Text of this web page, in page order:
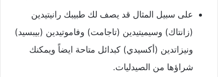
على سبيل المثال قد يصف لك طبيبك رانيتيدين
(زانتاك) وسيميتيدين (تاجامت) وفاموتيدين (بيبسيد)
ونيزاتدين (أكسيدي) كبدائل متاحة ايضاً ويمكنك
شراؤها من الصيدليات.